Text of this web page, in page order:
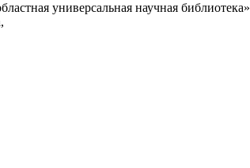
универсальная научная библиотека»